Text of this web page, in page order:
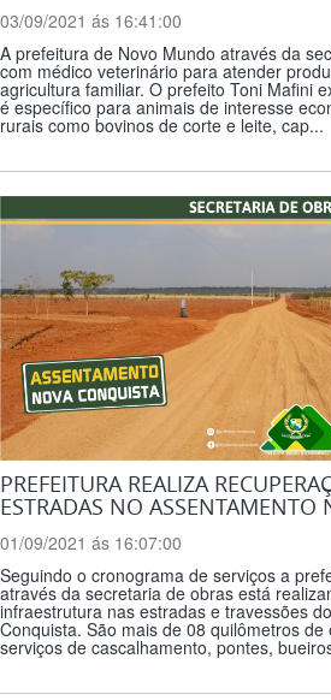
03/09/2021 ás 16:41:00
A prefeitura de Novo Mundo através da
com médico veterinário para atender
agricultura familiar. O prefeito Toni Mafini
é específico para animais de interesse
rurais como bovinos de corte e leite, cap...
PREFEITURA REALIZA
ESTRADAS NO ASSENTAMENTO
01/09/2021 ás 16:07:00
Seguindo o cronograma de serviços a
através da secretaria de obras está
infraestrutura nas estradas e travessões
Conquista. São mais de 08 quilômetros
serviços de cascalhamento, pontes,